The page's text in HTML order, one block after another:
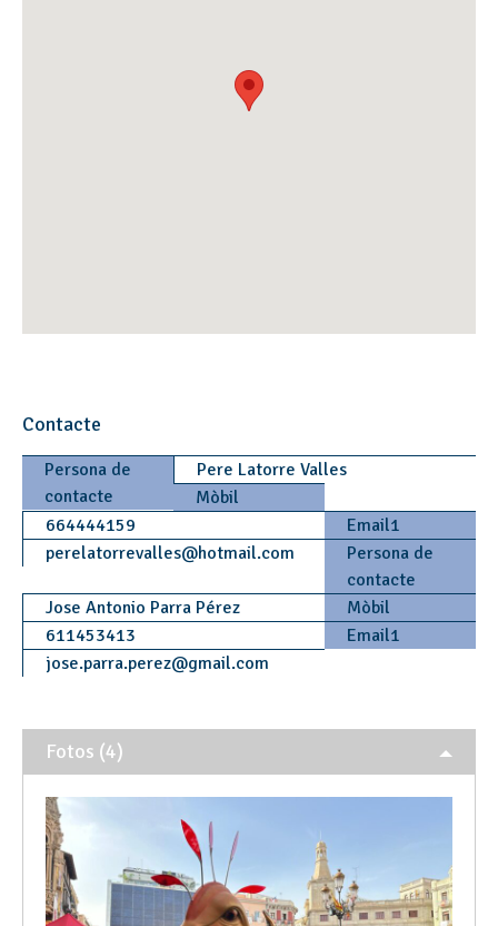
Contacte
Persona de
contacte
Pere Latorre Valles
Mòbil
664444159
Email1
perelatorrevalles@hotmail.com
Persona de
contacte
Jose Antonio Parra Pérez
Mòbil
611453413
Email1
jose.parra.perez@gmail.com
Fotos (4)